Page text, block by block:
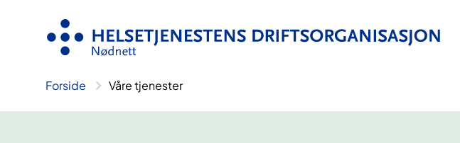
Forside Våre tjenester